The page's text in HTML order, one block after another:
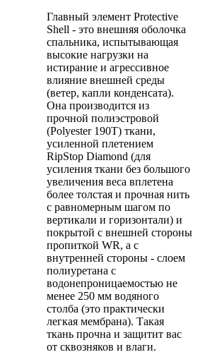
Главный элемент Protective
Shell - это внешняя оболочка
спальника, испытывающая
высокие нагрузки на
истирание и агрессивное
влияние внешней среды
(ветер, капли конденсата).
Она производится из
прочной полиэстровой
(Polyester 190T) ткани,
усиленной плетением
RipStop Diamond (для
усиления ткани без большого
увеличения веса вплетена
более толстая и прочная нить
с равномерным шагом по
вертикали и горизонтали) и
покрытой с внешней стороны
пропиткой WR, а с
внутренней стороны - слоем
полиуретана с
водонепроницаемостью не
менее 250 мм водяного
столба (это практически
легкая мембрана). Такая
ткань прочна и защитит вас
от сквозняков и влаги.